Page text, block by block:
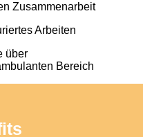
Zusammenarbeit
Arbeiten
über
Bereich